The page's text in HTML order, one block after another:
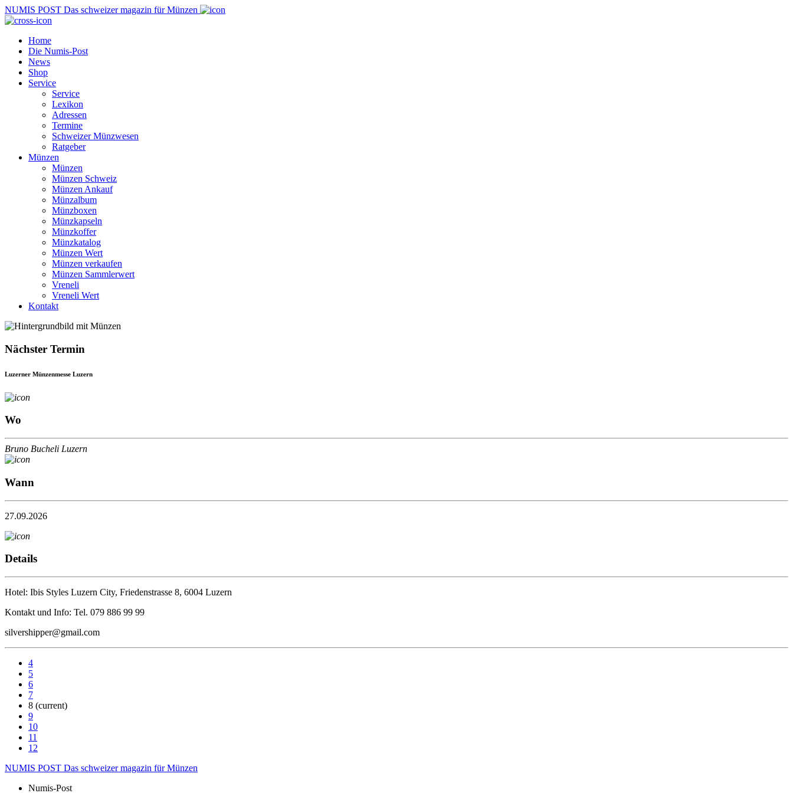
NUMIS POST Das schweizer magazin für Münzen
Home
Die Numis-Post
News
Shop
Service
Service
Lexikon
Adressen
Termine
Schweizer Münzwesen
Ratgeber
Münzen
Münzen
Münzen Schweiz
Münzen Ankauf
Münzalbum
Münzboxen
Münzkapseln
Münzkoffer
Münzkatalog
Münzen Wert
Münzen verkaufen
Münzen Sammlerwert
Vreneli
Vreneli Wert
Kontakt
Nächster Termin
Luzerner Münzenmesse Luzern
Wo
Bruno Bucheli Luzern
Wann
27.09.2026
Details
Hotel: Ibis Styles Luzern City, Friedenstrasse 8, 6004 Luzern
Kontakt und Info: Tel. 079 886 99 99
silvershipper@gmail.com
4
5
6
7
8 (current)
9
10
11
12
NUMIS POST Das schweizer magazin für Münzen
Numis-Post